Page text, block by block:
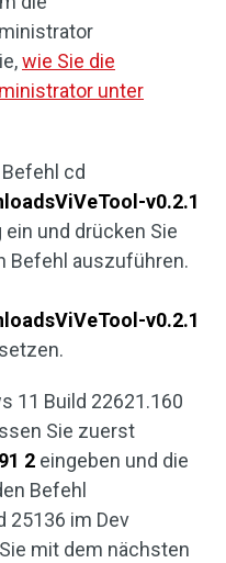
wie Sie die
unter
cd
v0.2.1
und drücken Sie
Befehl auszuführen.
v0.2.1
11 Build 22621.160
Sie zuerst
2 eingeben und die
Befehl
25136 im Dev
mit dem nächsten